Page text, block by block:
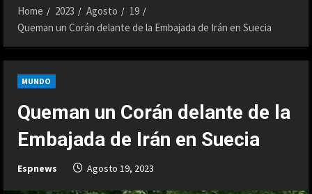
Home 2023 Agosto
19
Queman un Corán delante de la Embajada de Irán en Suecia
MUNDO
Queman un Corán delante de la
Embajada de Irán en Suecia
Espnews Agosto 19, 2023